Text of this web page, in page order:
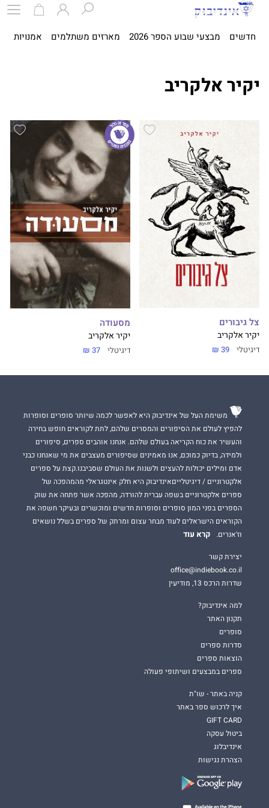
חדשים מבצעי שבוע הספר 2026 מארזים משתלמים אמנויות
יקיר אלקריב
צל גיבורים
יקיר אלקריב
דיגיטלי 39 ₪
מסעודה
יקיר אלקריב
דיגיטלי 37 ₪
משימת העל של אינדיבוק היא לאפשר לכמה שיותר סופרים וסופרות
להפיץ לעולם את הסיפורים והמסרים שלהם, לתת לקוראים חופש בחירה
והעשיר את כוח הקריאה בעולם שלהם. אנחנו אוהבים ספרים, סיפורים
ולמידה, בדיוק כמוכם, אנו מאמינים שסיפורים מעצבים את מי שאנחנו כבני
אדם ומילים יכולות להעצים ולשנות את העולם שסביבנו.קצת על ספרים
אלקטרוניים / דיגיטלייםאינדיבוק היא חלק אינטגראלי מהמהפכה של
ספרים אלקטרוניים בשפה עברית להורדה, מהפכה אשר פתחה את שוק
הספרים בפני המון סופרים וסופרות חדשים ומוכשרים ובעיקר חשפה את
הקוראים הישראלים לעוד מבחר עצום ומרתק של ספרים בשלל נושאים
וז'אנרים.
קרא עוד
יצירת קשר
office@indiebook.co.il
שדרות הרכס 13, מודיעין
למה אינדיבוק?
תקנון האתר
סופרים
סדרות ספרים
הוצאות ספרים
ספרים במבצעים ושיתופי פעולה
קניה באתר - שו"ת
איך לרכוש ספר באתר
GIFT CARD
ביטול עסקה
אינדיבלוג
הצהרת נגישות